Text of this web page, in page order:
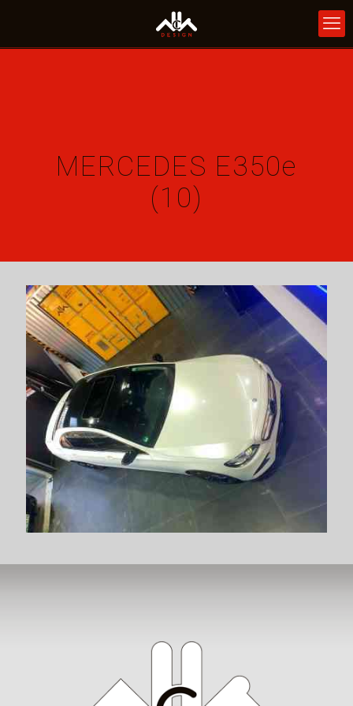
MERCEDES E350e
(10)